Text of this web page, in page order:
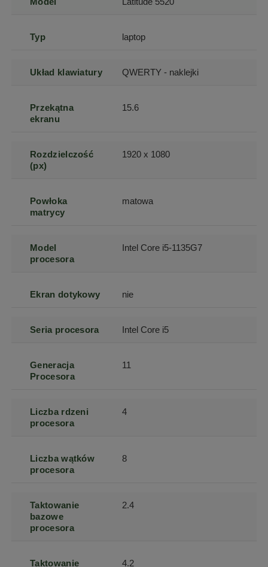
Typ laptop
Układ klawiatury QWERTY - naklejki
Przekątna
ekranu
15.6
Rozdzielczość
(px)
1920 x 1080
Powłoka
matrycy
matowa
Model
procesora
Intel Core i5-1135G7
Ekran dotykowy nie
Seria procesora Intel Core i5
Generacja
Procesora
11
Liczba rdzeni
procesora
4
Liczba wątków
procesora
8
Taktowanie
bazowe
procesora
2.4
Taktowanie
4.2